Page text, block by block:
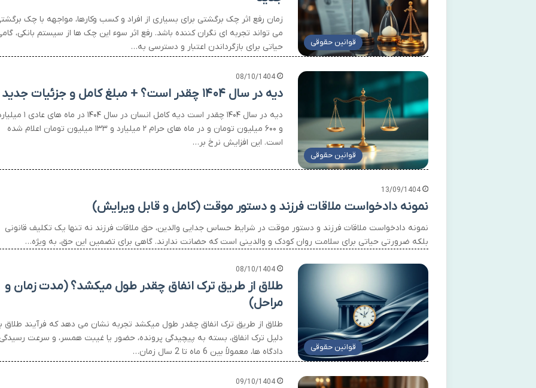
قوانین حقوقی
زمان رفع اثر چک برگشتی برای بسیاری از افراد و کسب وکارها، مواجهه با چک
می تواند تجربه ای نگران کننده باشد. رفع اثر سوء این چک ها از سیستم بانکی،
حیاتی برای بازگرداندن اعتبار و دسترسی به…
قوانین حقوقی
08/10/1404
دیه در سال ۱۴۰۴ چقدر است؟ + مبلغ کامل و جزئیات جدید
دیه در سال ۱۴۰۴ چقدر است دیه کامل انسان در سال ۱۴۰۴ در ماه های
و ۶۰۰ میلیون تومان و در ماه های حرام ۲ میلیارد و ۱۳۳ میلیون تومان اعلام شده
است. این افزایش نرخ بر…
13/09/1404
نمونه دادخواست ملاقات فرزند و دستور موقت (کامل و قابل ویرایش)
نمونه دادخواست ملاقات فرزند و دستور موقت در شرایط حساس جدایی والدین، حق ملاقات فرزند نه تنها یک تکلیف قانونی
بلکه ضرورتی حیاتی برای سلامت روان کودک و والدینی است که حضانت ندارند. گاهی برای تضمین این حق، به ویژه…
قوانین حقوقی
08/10/1404
طلاق از طریق ترک انفاق چقدر طول میکشد؟ (مدت زمان و
مراحل)
طلاق از طریق ترک انفاق چقدر طول میکشد تجربه نشان می دهد که فرآیند طلاق
دلیل ترک انفاق، بسته به پیچیدگی پرونده، حضور یا غیبت همسر، و سرعت
دادگاه ها، معمولاً بین 6 ماه تا 2 سال زمان…
09/10/1404